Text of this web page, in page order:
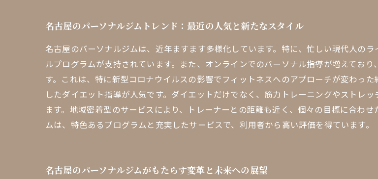
名古屋のパーソナルジムトレンド：最近の人気と新たなスタイル
名古屋のパーソナルジムは、近年ますます多様化しています。特に、忙しい現代人の
ルプログラムが支持されています。また、オンラインでのパーソナル指導が増えてお
す。これは、特に新型コロナウイルスの影響でフィットネスへのアプローチが変わっ
したダイエット指導が人気です。ダイエットだけでなく、筋力トレーニングやストレ
ます。地域密着型のサービスにより、トレーナーとの距離も近く、個々の目標に合わ
ムは、特色あるプログラムと充実したサービスで、利用者から高い評価を得ています。
名古屋のパーソナルジムがもたらす変革と未来への展望